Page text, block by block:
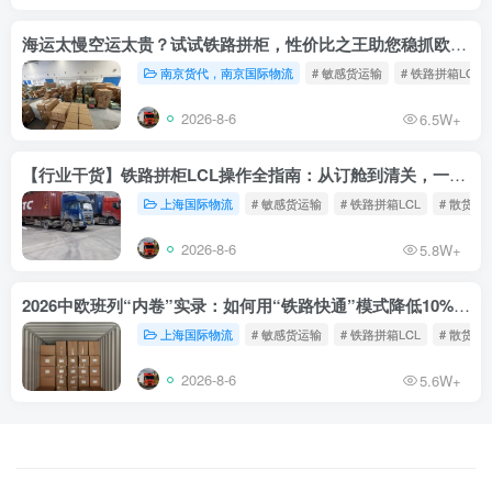
海运太慢空运太贵？试试铁路拼柜，性价比之王助您稳抓欧洲市场
南京货代，南京国际物流 # 敏感货运输 # 铁路拼箱LCL
2026-8-6 6.5W+
【行业干货】铁路拼柜LCL操作全指南：从订舱到清关，一文读懂
上海国际物流 # 敏感货运输 # 铁路拼箱LCL # 散货铁
2026-8-6 5.8W+
2026中欧班列“内卷”实录：如何用“铁路快通”模式降低10%物流成本？
上海国际物流 # 敏感货运输 # 铁路拼箱LCL # 散货铁
2026-8-6 5.6W+